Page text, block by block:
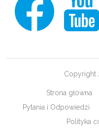
Copyright
Strona główna
Pytania i Odpowiedzi
Polityka